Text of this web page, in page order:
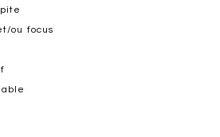
ou focus